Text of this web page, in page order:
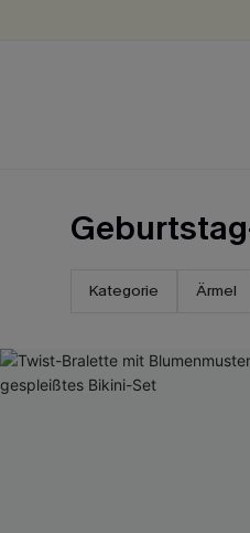
Kategorie Ärmel